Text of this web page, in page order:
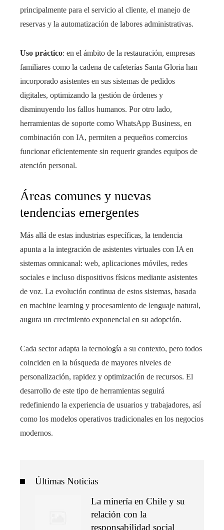
principalmente para el servicio al cliente, el manejo de
reservas y la automatización de labores administrativas.
Uso práctico: en el ámbito de la restauración, empresas
familiares como la cadena de cafeterías Santa Gloria han
incorporado asistentes en sus sistemas de pedidos
digitales, optimizando la gestión de órdenes y
disminuyendo los fallos humanos. Por otro lado,
herramientas de soporte como WhatsApp Business, en
combinación con IA, permiten a pequeños comercios
funcionar eficientemente sin requerir grandes equipos de
atención personal.
Áreas comunes y nuevas
tendencias emergentes
Más allá de estas industrias específicas, la tendencia
apunta a la integración de asistentes virtuales con IA en
sistemas omnicanal: web, aplicaciones móviles, redes
sociales e incluso dispositivos físicos mediante asistentes
de voz. La evolución continua de estos sistemas, basada
en machine learning y procesamiento de lenguaje natural,
augura un crecimiento exponencial en su adopción.
Cada sector adapta la tecnología a su contexto, pero todos
coinciden en la búsqueda de mayores niveles de
personalización, rapidez y optimización de recursos. El
desarrollo de este tipo de herramientas seguirá
redefiniendo la experiencia de usuarios y trabajadores, así
como los modelos operativos tradicionales en los negocios
modernos.
Últimas Noticias
La minería en Chile y su
relación con la
responsabilidad social